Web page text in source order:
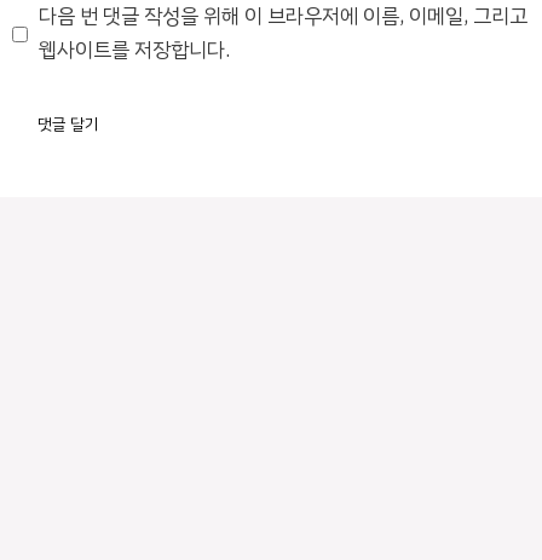
트
다음 번 댓글 작성을 위해 이 브라우저에 이름, 이메일, 그리고
웹사이트를 저장합니다.